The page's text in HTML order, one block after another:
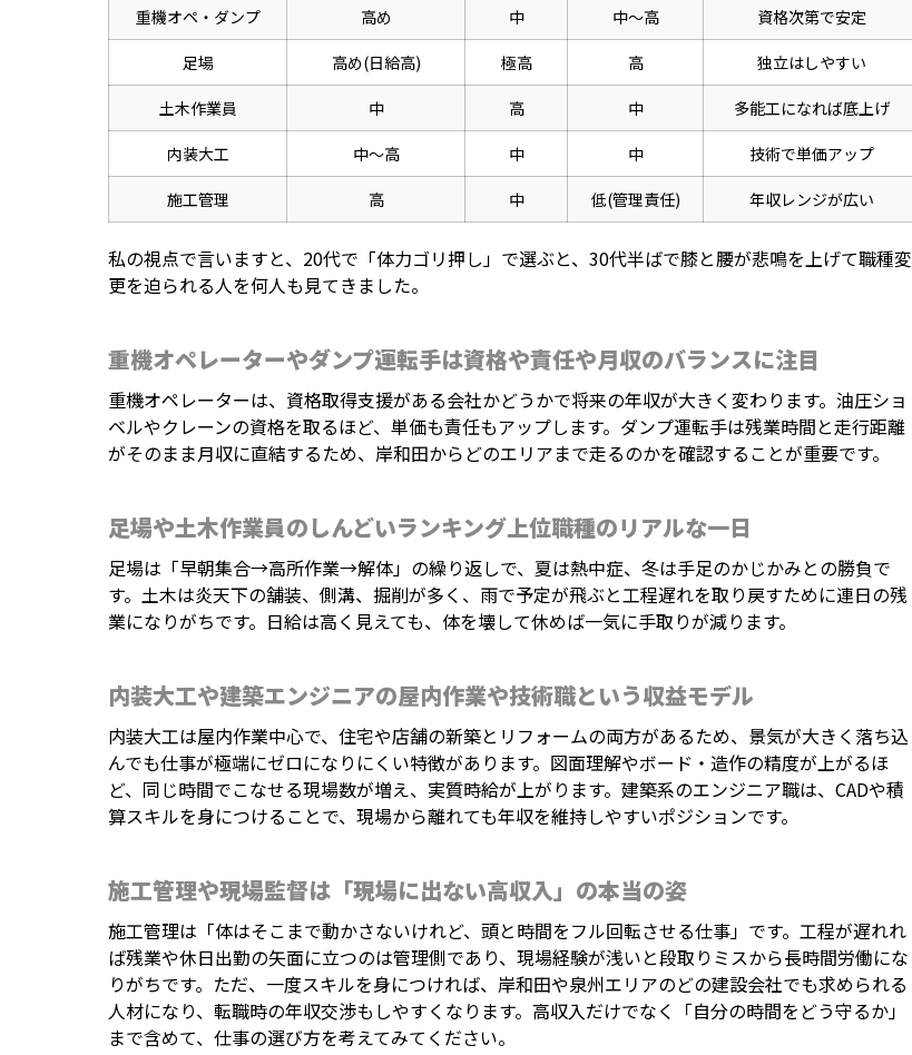
重機オペ・ダンプ 高め 中 中〜高 資格次第で安定
足場 高め(日給高) 極高 高 独立はしやすい
土木作業員 中 高 中 多能工になれば底上げ
内装大工 中〜高 中 中 技術で単価アップ
施工管理 高 中 低(管理責任) 年収レンジが広い
私の視点で言いますと、20代で「体力ゴリ押し」で選ぶと、30代半ばで膝と腰が悲鳴を上げて職種変
更を迫られる人を何人も見てきました。
重機オペレーターやダンプ運転手は資格や責任や月収のバランスに注目
重機オペレーターは、資格取得支援がある会社かどうかで将来の年収が大きく変わります。油圧ショ
ベルやクレーンの資格を取るほど、単価も責任もアップします。ダンプ運転手は残業時間と走行距離
がそのまま月収に直結するため、岸和田からどのエリアまで走るのかを確認することが重要です。
足場や土木作業員のしんどいランキング上位職種のリアルな一日
足場は「早朝集合→高所作業→解体」の繰り返しで、夏は熱中症、冬は手足のかじかみとの勝負で
す。土木は炎天下の舗装、側溝、掘削が多く、雨で予定が飛ぶと工程遅れを取り戻すために連日の残
業になりがちです。日給は高く見えても、体を壊して休めば一気に手取りが減ります。
内装大工や建築エンジニアの屋内作業や技術職という収益モデル
内装大工は屋内作業中心で、住宅や店舗の新築とリフォームの両方があるため、景気が大きく落ち込
んでも仕事が極端にゼロになりにくい特徴があります。図面理解やボード・造作の精度が上がるほ
ど、同じ時間でこなせる現場数が増え、実質時給が上がります。建築系のエンジニア職は、CADや積
算スキルを身につけることで、現場から離れても年収を維持しやすいポジションです。
施工管理や現場監督は「現場に出ない高収入」の本当の姿
施工管理は「体はそこまで動かさないけれど、頭と時間をフル回転させる仕事」です。工程が遅れれ
ば残業や休日出勤の矢面に立つのは管理側であり、現場経験が浅いと段取りミスから長時間労働にな
りがちです。ただ、一度スキルを身につければ、岸和田や泉州エリアのどの建設会社でも求められる
人材になり、転職時の年収交渉もしやすくなります。高収入だけでなく「自分の時間をどう守るか」
まで含めて、仕事の選び方を考えてみてください。